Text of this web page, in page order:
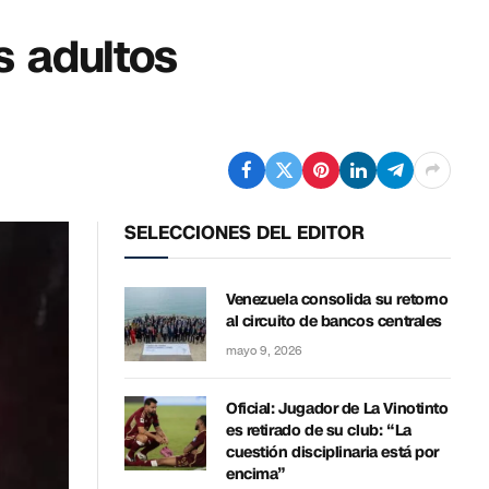
adultos
SELECCIONES DEL EDITOR
Venezuela consolida su retorno
al circuito de bancos centrales
mayo 9, 2026
Oficial: Jugador de La Vinotinto
es retirado de su club: “La
cuestión disciplinaria está por
encima”